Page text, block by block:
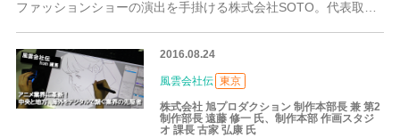
2016.08.24
風雲会社伝 東京
株式会社 旭プロダクション 制作本部長 兼 第2
制作部長 遠藤 修一 氏、制作本部 作画スタジ
オ 課長 古家 弘康 氏